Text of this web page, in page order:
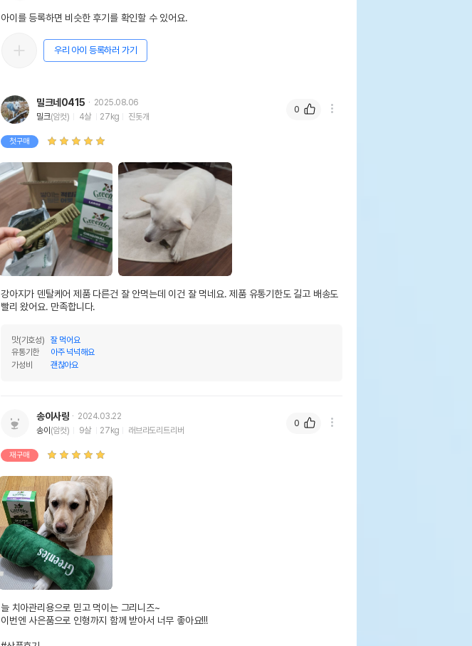
아이를 등록하면 비슷한 후기를 확인할 수 있어요.
우리 아이 등록하러 가기
밀크네0415
2025.08.06
밀크(암컷) 4살 27kg 진돗개
첫구매
강아지가 덴탈케어 제품 다른건 잘 안먹는데 이건 잘 먹네요. 제품 유통기한도 길고 배송도
빨리 왔어요. 만족합니다.
맛(기호성)
잘 먹어요
유통기한
아주 넉넉해요
가성비
괜찮아요
0
송이사랑
2024.03.22
송이(암컷) 9살 27kg 래브라도리트리버
재구매
늘 치아관리용으로 믿고 먹이는 그리니즈~
이번엔 사은품으로 인형까지 함께 받아서 너무 좋아요!!!
0